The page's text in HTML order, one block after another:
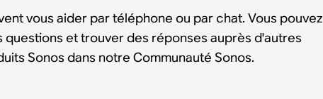
vous aider par téléphone ou par chat. Vous pouvez
et trouver des réponses auprès d'autres
Sonos dans notre Communauté Sonos.